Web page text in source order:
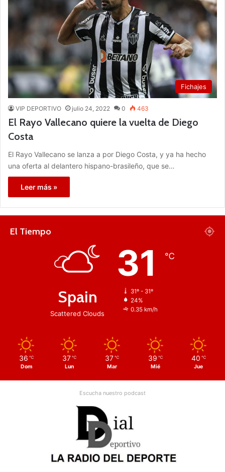
Fichajes
VIP DEPORTIVO julio 24, 2022 0 463
El Rayo Vallecano quiere la vuelta de Diego
Costa
El Rayo Vallecano se lanza a por Diego Costa, y ya ha hecho
una oferta al delantero hispano-brasileño, que se…
Leer más »
El Tiempo
Spain
Scattered Clouds
31 ℃
31º - 31º
24%
0.35 km/h
36 ℃
Dom
37 ℃
Lun
37 ℃
Mar
39 ℃
Mié
40 ℃
Jue
Escucha nuestro podcast